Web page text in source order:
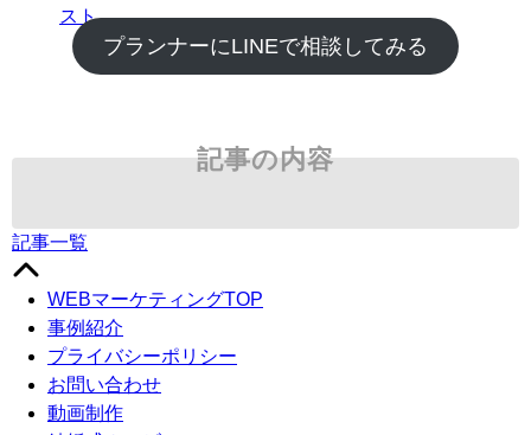
スト
プランナーにLINEで相談してみる
記事の内容
記事一覧
WEBマーケティングTOP
事例紹介
プライバシーポリシー
お問い合わせ
動画制作